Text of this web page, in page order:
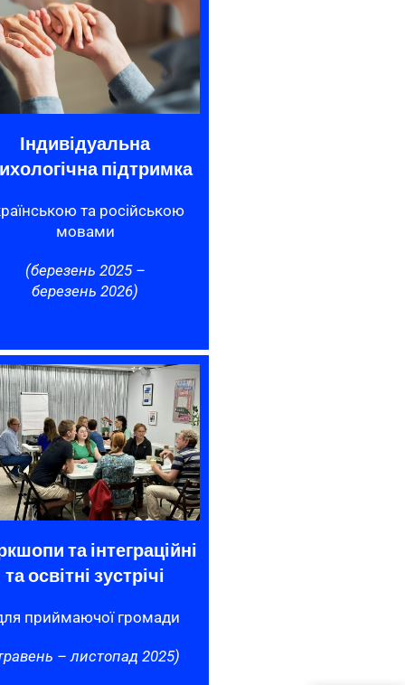
Індивідуальна
підтримка
та російською
мовами
(березень 2025 –
березень 2026)
та інтеграційні
та освітні зустрічі
приймаючої громади
– листопад 2025)